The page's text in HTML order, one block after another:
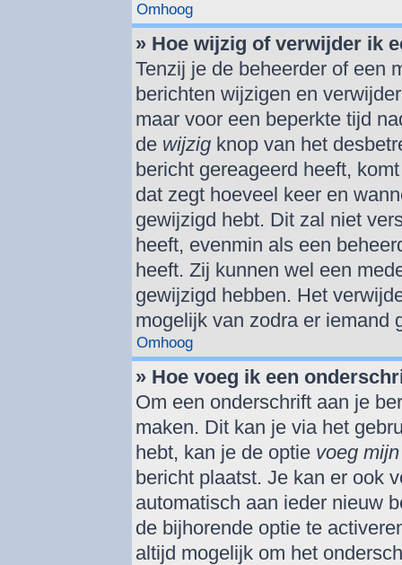
Omhoog
» Hoe wijzig of verwijder ik
Tenzij je de beheerder of een
berichten wijzigen en
maar voor een beperkte tijd
de wijzig knop van het
bericht gereageerd heeft,
dat zegt hoeveel keer en
gewijzigd hebt. Dit zal niet
heeft, evenmin als een
heeft. Zij kunnen wel een
gewijzigd hebben. Het
mogelijk van zodra er iemand
Omhoog
» Hoe voeg ik een
Om een onderschrift aan je
maken. Dit kan je via het
hebt, kan je de optie voeg
bericht plaatst. Je kan er ook
automatisch aan ieder nieuw
de bijhorende optie te
altijd mogelijk om het